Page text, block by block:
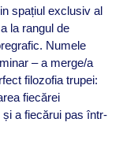
spațiul exclusiv al
la rangul de
Numele
– a merge/a
filozofia trupei:
fiecărei
a fiecărui pas într-